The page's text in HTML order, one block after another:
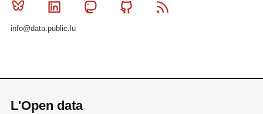
Bluesky Linkedin MastodonGithub
info@data.public.lu
L'Open data